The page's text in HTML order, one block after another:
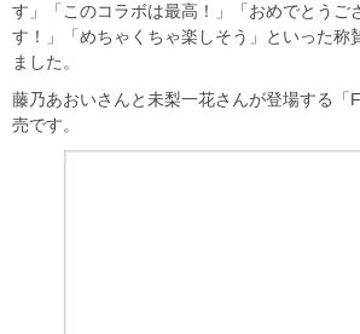
す」「このコラボは最高！」「おめでとうご
す！」「めちゃくちゃ楽しそう」といった称
ました。
藤乃あおいさんと未梨一花さんが登場する「
売です。